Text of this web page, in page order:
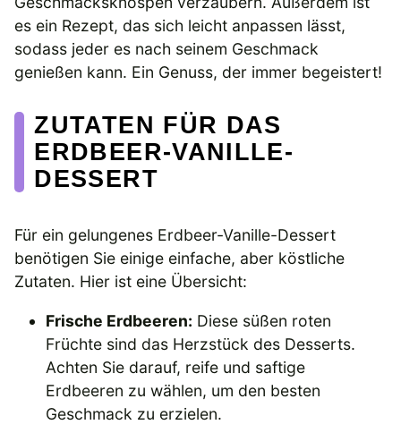
es ein Rezept, das sich leicht anpassen lässt,
sodass jeder es nach seinem Geschmack
genießen kann. Ein Genuss, der immer begeistert!
ZUTATEN FÜR DAS
ERDBEER-VANILLE-
DESSERT
Für ein gelungenes Erdbeer-Vanille-Dessert
benötigen Sie einige einfache, aber köstliche
Zutaten. Hier ist eine Übersicht:
Frische Erdbeeren: Diese süßen roten
Früchte sind das Herzstück des Desserts.
Achten Sie darauf, reife und saftige
Erdbeeren zu wählen, um den besten
Geschmack zu erzielen.